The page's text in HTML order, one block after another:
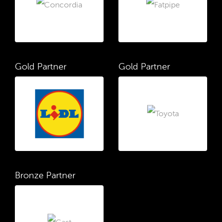
Gold Partner Gold Partner
Bronze Partner